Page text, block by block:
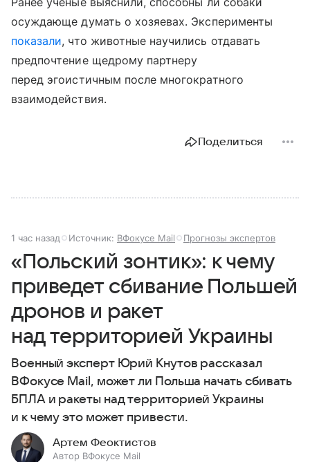
осуждающе думать о хозяевах. Эксперименты
показали, что животные научились отдавать
предпочтение щедрому партнеру
перед эгоистичным после многократного
взаимодействия.
Поделиться
1 час назад Источник: ВФокусе Mail Прогнозы экспертов
«Польский зонтик»: к чему
приведет сбивание Польшей
дронов и ракет
над территорией Украины
Военный эксперт Юрий Кнутов рассказал
ВФокусе Mail, может ли Польша начать сбивать
БПЛА и ракеты над территорией Украины
и к чему это может привести.
Артем Феоктистов
Автор ВФокусе Mail